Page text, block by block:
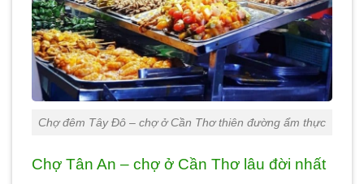
Chợ đêm Tây Đô – chợ ở Cần Thơ thiên đường ẩm thực
Chợ Tân An – chợ ở Cần Thơ lâu đời nhất